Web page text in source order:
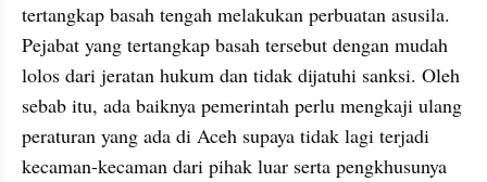
tertangkap basah tengah melakukan perbuatan asusila.
Pejabat yang tertangkap basah tersebut dengan mudah
lolos dari jeratan hukum dan tidak dijatuhi sanksi. Oleh
sebab itu, ada baiknya pemerintah perlu mengkaji ulang
peraturan yang ada di Aceh supaya tidak lagi terjadi
kecaman-kecaman dari pihak luar serta pengkhusunya